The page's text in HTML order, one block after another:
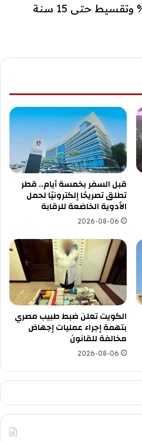
قبل السفر بخمسة أيام.. قطر
تطلق تصريحًا إلكترونيًا لحمل
الأدوية الخاضعة للرقابة
2026-08-06
الكويت تعلن ضبط طبيب مصري
بتهمة إجراء عمليات إجهاض
مخالفة للقانون
2026-08-06